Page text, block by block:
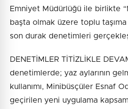
Emniyet Müdürlüğü ile birlikte
başta olmak üzere toplu taşıma
son durak denetimleri
DENETİMLER TİTİZLİKLE
denetimlerde; yaz aylarının
kullanımı, Minibüsçüler Esnaf
geçirilen yeni uygulama